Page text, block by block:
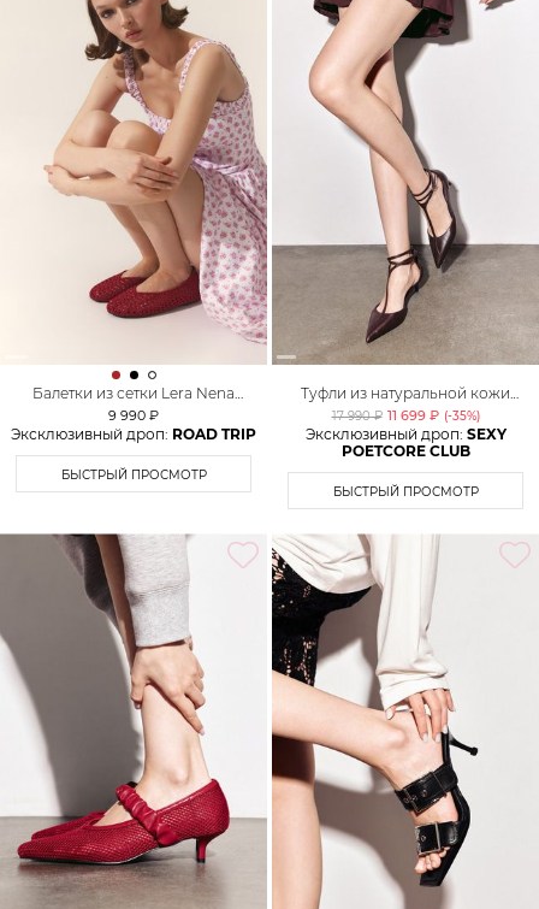
Балетки из сетки Lera Nena
Unreal
9 990 ₽
Эксклюзивный дроп: ROAD TRIP
БЫСТРЫЙ ПРОСМОТР
Туфли из натуральной кожи
Lera Nena
17 990 ₽ 11 699 ₽ (-35%)
Эксклюзивный дроп: SEXY
POETCORE CLUB
БЫСТРЫЙ ПРОСМОТР